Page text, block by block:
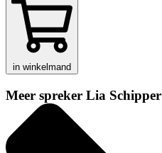
in winkelmand
Meer spreker Lia Schipper